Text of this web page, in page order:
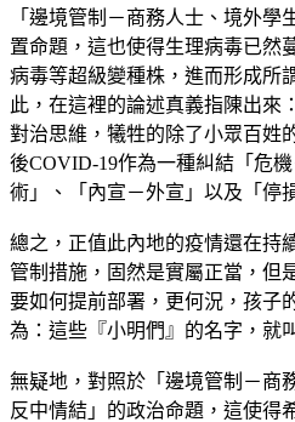
「邊境管制－商務人士、境外
置命題，這也使得生理病毒已然
病毒等超級變種株，進而形成所
此，在這裡的論述真義指陳出來
對治思維，犧牲的除了小眾百姓
後COVID-19作為一種糾結「危
術」、「內宣－外宣」以及「停
總之，正值此內地的疫情還在持
管制措施，固然是實屬正當，但
要如何提前部署，更何況，孩子
為：這些『小明們』的名字，就
無疑地，對照於「邊境管制－商
反中情結」的政治命題，這使得